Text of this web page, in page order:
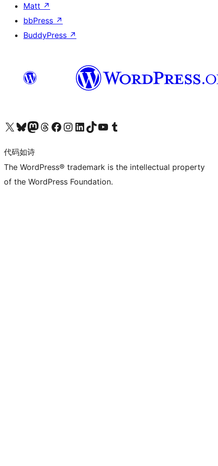
Matt ↗
bbPress ↗
BuddyPress ↗
关注我们的 X（原 Twitter）账号访问我们的 Bluesky 账号关注我们的 Mastodon 账号访问我们的 Threads 账号 访问我们的 Facebook 公共主页关注我们的 Instagram 账号 关注我们的 LinkedIn 主页访问我们的 TikTok 账号访问我们的 YouTube 频道 访问我们的 Tumblr 账号
代码如诗
The WordPress® trademark is the intellectual property
of the WordPress Foundation.